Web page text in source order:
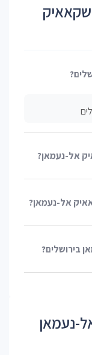
שקאאיק
אל-נעמאן?
אל-נעמאן?
בירושלים?
נעמאן